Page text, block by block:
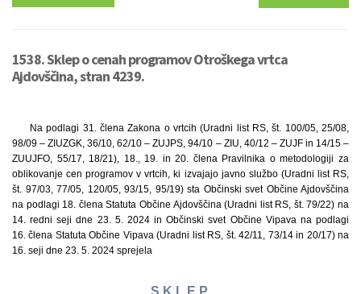
1538. Sklep o cenah programov Otroškega vrtca
Ajdovščina, stran 4239.
Na podlagi 31. člena Zakona o vrtcih (Uradni list RS, št. 100/05, 25/08,
98/09 – ZIUZGK, 36/10, 62/10 – ZUJPS, 94/10 – ZIU, 40/12 – ZUJF in 14/15 –
ZUUJFO, 55/17, 18/21), 18., 19. in 20. člena Pravilnika o metodologiji za
oblikovanje cen programov v vrtcih, ki izvajajo javno službo (Uradni list RS,
št. 97/03, 77/05, 120/05, 93/15, 95/19) sta Občinski svet Občine Ajdovščina
na podlagi 18. člena Statuta Občine Ajdovščina (Uradni list RS, št. 79/22) na
14. redni seji dne 23. 5. 2024 in Občinski svet Občine Vipava na podlagi
16. člena Statuta Občine Vipava (Uradni list RS, št. 42/11, 73/14 in 20/17) na
16. seji dne 23. 5. 2024 sprejela